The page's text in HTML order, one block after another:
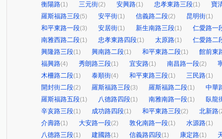
衡陽路(1) 三元街(2) 安興路(1) 忠孝東路三段(1)
寶
羅斯福路三段(5) 安平街(1) 信義路二段(2) 昆明街(1)
和平東路一段(3) 安居街(1) 新生南路三段(1)
仁愛路一
南雅西路二段(1) 忠孝東路四段(1) 太原路(1)
仁愛路二
興隆路三段(1) 興南路二段(1) 和平東路二段(1)
館前東
福興路(4) 秀朗路三段(1) 宜安路(1) 南昌路一段(2)
木柵路二段(1) 泰順街(4) 和平東路三段(1) 三民路(1)
開封街二段(2) 羅斯福路三段(3) 羅斯福路二段(1)
中華
羅斯福路五段(1) 八德路四段(1) 南雅南路一段(1)
臥龍
辛亥路三段(1) 成功路四段(1) 和平東路三段(2) 北新路
介壽路(1) 大安路一段(2) 敦化南路一段(1) 水源路(1)
八德路三段(1) 建國路(1) 信義路四段(1) 康定路(1)